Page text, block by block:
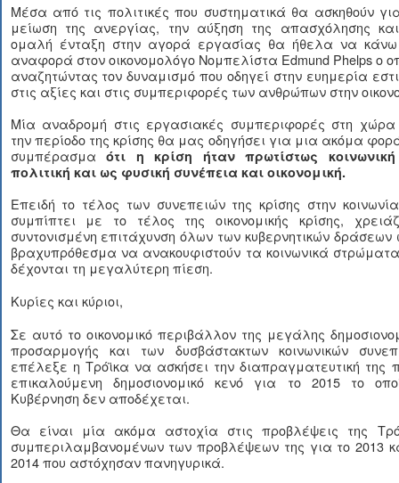
Μέσα από τις πολιτικές που συστηματικά θα ασκηθούν
μείωση της ανεργίας, την αύξηση της απασχόλησης
ομαλή ένταξη στην αγορά εργασίας θα ήθελα να
αναφορά στον οικονομολόγο Νομπελίστα Edmund Phelps ο
αναζητώντας τον δυναμισμό που οδηγεί στην ευημερία
στις αξίες και στις συμπεριφορές των ανθρώπων στην
Μία αναδρομή στις εργασιακές συμπεριφορές στη
την περίοδο της κρίσης θα μας οδηγήσει για μια ακόμα
συμπέρασμαότι η κρίση ήταν πρωτίστως
πολιτική και ως φυσική συνέπεια και οικονομική.
Επειδή το τέλος των συνεπειών της κρίσης στην
συμπίπτει με το τέλος της οικονομικής κρίσης,
συντονισμένη επιτάχυνση όλων των κυβερνητικών δράσεων
βραχυπρόθεσμα να ανακουφιστούν τα κοινωνικά
δέχονται τη μεγαλύτερη πίεση.
Κυρίες και κύριοι,
Σε αυτό το οικονομικό περιβάλλον της μεγάλης
προσαρμογής και των δυσβάστακτων κοινωνικών
επέλεξε η Τρόϊκα να ασκήσει την διαπραγματευτική της
επικαλούμενη δημοσιονομικό κενό για το 2015 το
Κυβέρνηση δεν αποδέχεται.
Θα είναι μία ακόμα αστοχία στις προβλέψεις της
συμπεριλαμβανομένων των προβλέψεων της για το 2013
2014 που αστόχησαν πανηγυρικά.